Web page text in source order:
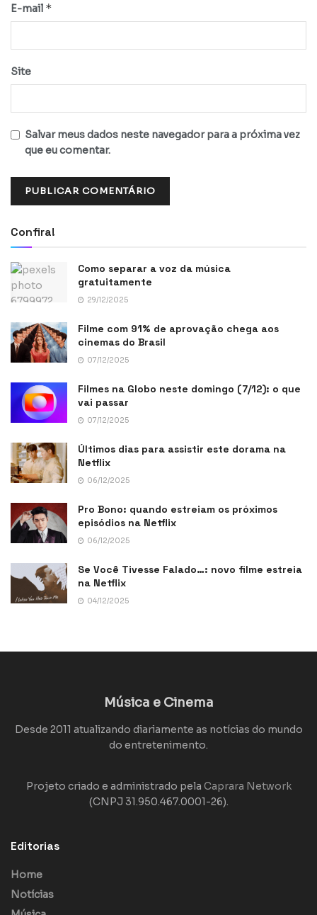
E-mail *
Site
Salvar meus dados neste navegador para a próxima vez
que eu comentar.
Confira!
Como separar a voz da música
gratuitamente
29/12/2025
Filme com 91% de aprovação chega aos
cinemas do Brasil
07/12/2025
Filmes na Globo neste domingo (7/12): o que
vai passar
07/12/2025
Últimos dias para assistir este dorama na
Netflix
06/12/2025
Pro Bono: quando estreiam os próximos
episódios na Netflix
06/12/2025
Se Você Tivesse Falado…: novo filme estreia
na Netflix
04/12/2025
Música e Cinema
Desde 2011 atualizando diariamente as notícias do mundo
do entretenimento.
Projeto criado e administrado pela Caprara Network
(CNPJ 31.950.467.0001-26).
Editorias
Home
Notícias